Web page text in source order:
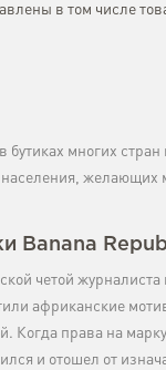
в том числе
бутиках многих
желающих
Banana
четой
африканские
Когда права на
и отошел от